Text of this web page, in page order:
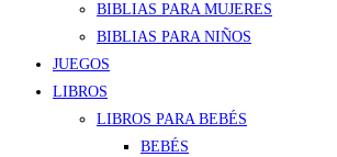
BIBLIAS PARA MUJERES
BIBLIAS PARA NIÑOS
JUEGOS
LIBROS
LIBROS PARA BEBÉS
BEBÉS